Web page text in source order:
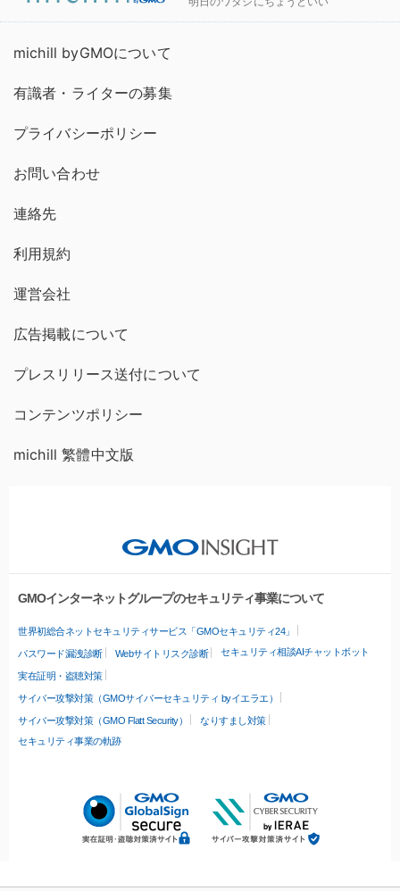
michill byGMOについて
有識者・ライターの募集
プライバシーポリシー
お問い合わせ
連絡先
利用規約
運営会社
広告掲載について
プレスリリース送付について
コンテンツポリシー
michill 繁體中文版
GMOインターネットグループのセキュリティ事業について
世界初総合ネットセキュリティサービス「GMOセキュリティ24」
パスワード漏洩診断 Webサイトリスク診断 セキュリティ相談AIチャットボット
実在証明・盗聴対策
サイバー攻撃対策（GMOサイバーセキュリティ byイエラエ）
サイバー攻撃対策（GMO Flatt Security）
なりすまし対策
セキュリティ事業の軌跡